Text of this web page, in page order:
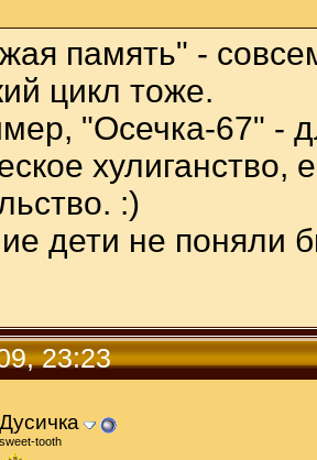
память" -
цикл тоже.
"Осечка-67" -
хулиганство,
:)
дети не поняли
23:23
Дусичка
sweet-tooth